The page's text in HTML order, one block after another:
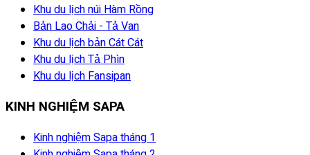
Khu du lịch núi Hàm Rồng
Bản Lao Chải - Tả Van
Khu du lịch bản Cát Cát
Khu du lịch Tả Phìn
Khu du lịch Fansipan
KINH NGHIỆM SAPA
Kinh nghiệm Sapa tháng 1